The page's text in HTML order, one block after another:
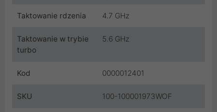
Taktowanie rdzenia 4.7 GHz
Taktowanie w trybie
turbo
5.6 GHz
Kod 0000012401
SKU 100-100001973WOF